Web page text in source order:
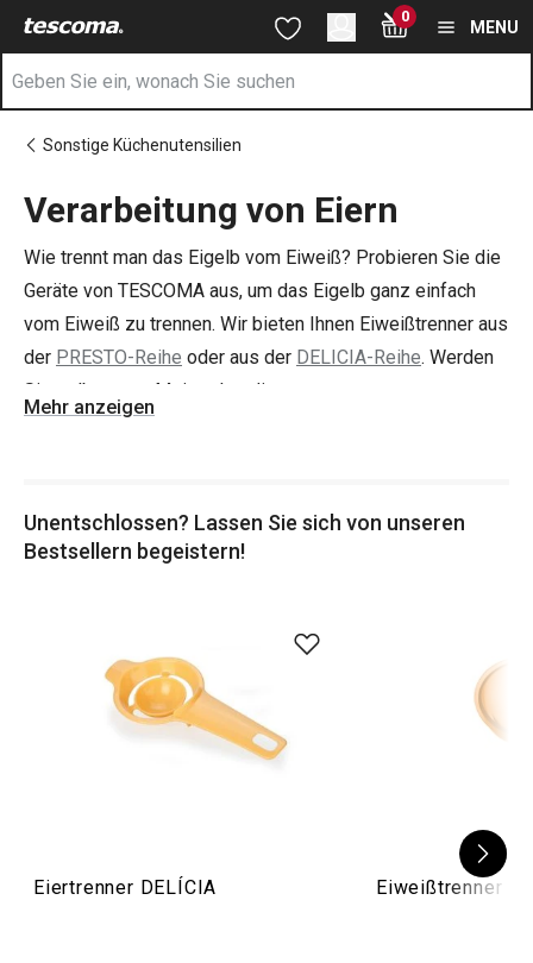
Sie befinden sich auf der Verarbeitung von Eiern Seite
Zum Hauptinhalt springen
Zur Suche springen
Zur Navigation springen 0
MENU
Sonstige Küchenutensilien
Verarbeitung von Eiern
Wie trennt man das Eigelb vom Eiweiß? Probieren Sie die
Geräte von TESCOMA aus, um das Eigelb ganz einfach
vom Eiweiß zu trennen. Wir bieten Ihnen Eiweißtrenner aus
der PRESTO-Reihe oder aus der DELICIA-Reihe. Werden
Sie selbst zum Meisterkonditor.
und Süßigkeiten und natürlich der richtigenBackform
auszustatten!
Mehr anzeigen
Unentschlossen? Lassen Sie sich von unseren
Bestsellern begeistern!
Eiertrenner DELÍCIA Eiweißtrenner